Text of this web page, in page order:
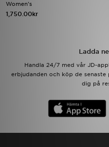
Women's
1,750.00kr
Ladda
Handla 24/7 med vår JD-
erbjudanden och köp de
dig på